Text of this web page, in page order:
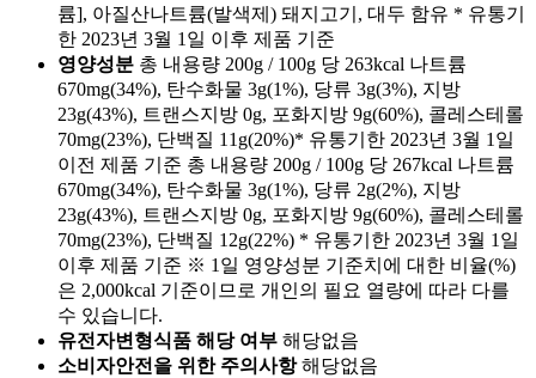
륨], 아질산나트륨(발색제) 돼지고기, 대두 함유 * 유통기
한 2023년 3월 1일 이후 제품 기준
영양성분 총 내용량 200g / 100g 당 263kcal 나트륨
670mg(34%), 탄수화물 3g(1%), 당류 3g(3%), 지방
23g(43%), 트랜스지방 0g, 포화지방 9g(60%), 콜레스테롤
70mg(23%), 단백질 11g(20%)* 유통기한 2023년 3월 1일
이전 제품 기준 총 내용량 200g / 100g 당 267kcal 나트륨
670mg(34%), 탄수화물 3g(1%), 당류 2g(2%), 지방
23g(43%), 트랜스지방 0g, 포화지방 9g(60%), 콜레스테롤
70mg(23%), 단백질 12g(22%) * 유통기한 2023년 3월 1일
이후 제품 기준 ※ 1일 영양성분 기준치에 대한 비율(%)
은 2,000kcal 기준이므로 개인의 필요 열량에 따라 다를
수 있습니다.
유전자변형식품 해당 여부 해당없음
소비자안전을 위한 주의사항 해당없음